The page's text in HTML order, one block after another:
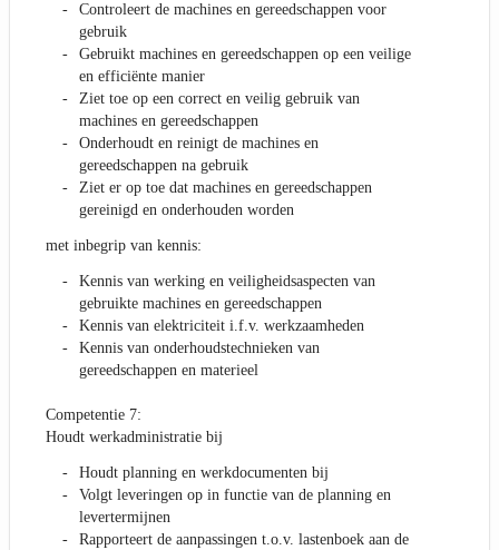
Controleert de machines en gereedschappen voor
gebruik
Gebruikt machines en gereedschappen op een veilige
en efficiënte manier
Ziet toe op een correct en veilig gebruik van
machines en gereedschappen
Onderhoudt en reinigt de machines en
gereedschappen na gebruik
Ziet er op toe dat machines en gereedschappen
gereinigd en onderhouden worden
met inbegrip van kennis:
Kennis van werking en veiligheidsaspecten van
gebruikte machines en gereedschappen
Kennis van elektriciteit i.f.v. werkzaamheden
Kennis van onderhoudstechnieken van
gereedschappen en materieel
Competentie 7:
Houdt werkadministratie bij
Houdt planning en werkdocumenten bij
Volgt leveringen op in functie van de planning en
levertermijnen
Rapporteert de aanpassingen t.o.v. lastenboek aan de